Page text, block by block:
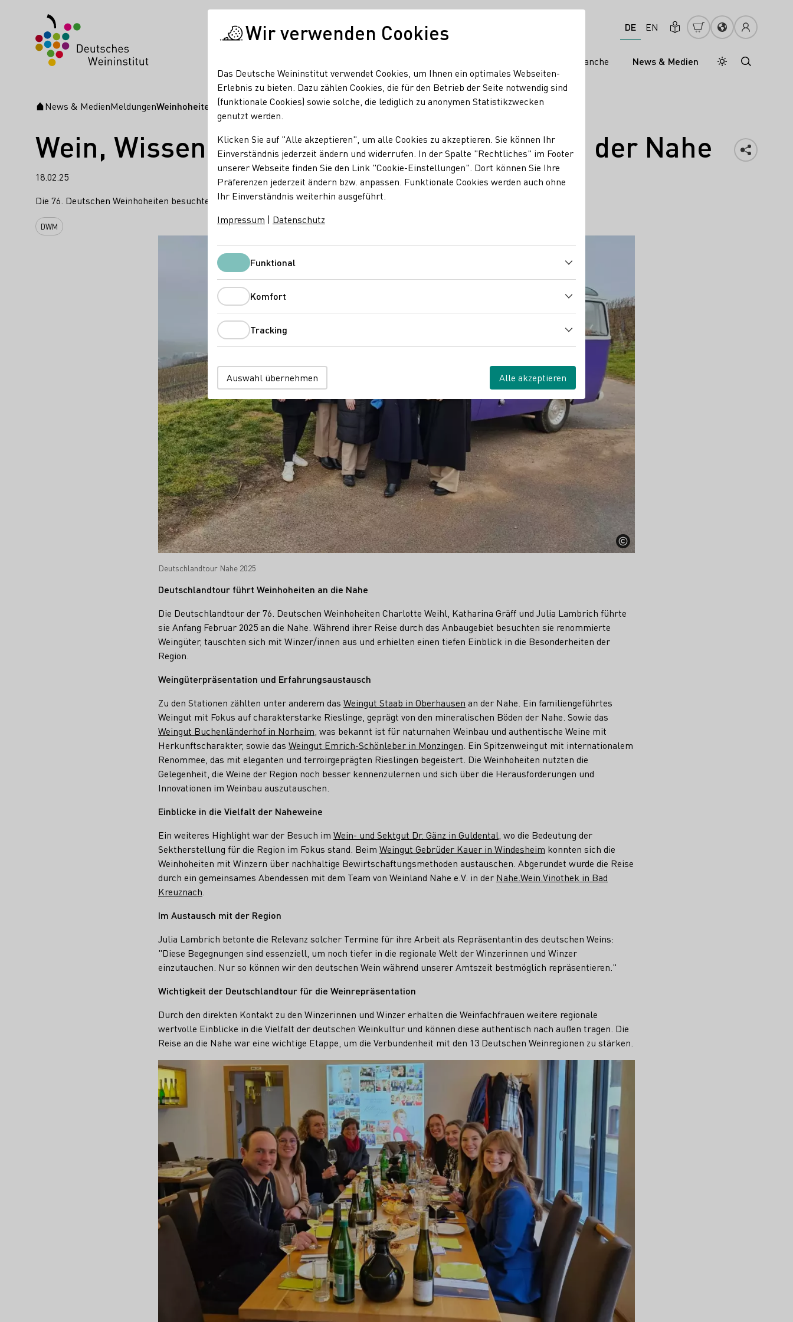
DE EN
Weinbranche News & Medien Tagesmodus
Nachtmodus
Startseite
News & MedienMeldungenWeinhoheiten auf Deutschlandtour an der Nahe
Wein, Wissen, Austausch: Weinhoheiten an der Nahe
18.02.25
Die 76. Deutschen Weinhoheiten besuchten die Nahe und vertieften den Austausch mit den Winzern/innen der Region.
DWM
Deutschlandtour Nahe 2025
Deutschlandtour führt Weinhoheiten an die Nahe
Die Deutschlandtour der 76. Deutschen Weinhoheiten Charlotte Weihl, Katharina Gräff und Julia Lambrich führte
sie Anfang Februar 2025 an die Nahe. Während ihrer Reise durch das Anbaugebiet besuchten sie renommierte
Weingüter, tauschten sich mit Winzer/innen aus und erhielten einen tiefen Einblick in die Besonderheiten der
Region.
Weingüterpräsentation und Erfahrungsaustausch
Zu den Stationen zählten unter anderem das Weingut Staab in Oberhausen an der Nahe. Ein familiengeführtes
Weingut mit Fokus auf charakterstarke Rieslinge, geprägt von den mineralischen Böden der Nahe. Sowie das
Weingut Buchenländerhof in Norheim, was bekannt ist für naturnahen Weinbau und authentische Weine mit
Herkunftscharakter, sowie das Weingut Emrich-Schönleber in Monzingen. Ein Spitzenweingut mit internationalem
Renommee, das mit eleganten und terroirgeprägten Rieslingen begeistert. Die Weinhoheiten nutzten die
Gelegenheit, die Weine der Region noch besser kennenzulernen und sich über die Herausforderungen und
Innovationen im Weinbau auszutauschen.
Einblicke in die Vielfalt der Naheweine
Ein weiteres Highlight war der Besuch im Wein- und Sektgut Dr. Gänz in Guldental, wo die Bedeutung der
Sektherstellung für die Region im Fokus stand. Beim Weingut Gebrüder Kauer in Windesheim konnten sich die
Weinhoheiten mit Winzern über nachhaltige Bewirtschaftungsmethoden austauschen. Abgerundet wurde die Reise
durch ein gemeinsames Abendessen mit dem Team von Weinland Nahe e.V. in der Nahe.Wein.Vinothek in Bad
Kreuznach.
Im Austausch mit der Region
Julia Lambrich betonte die Relevanz solcher Termine für ihre Arbeit als Repräsentantin des deutschen Weins:
"Diese Begegnungen sind essenziell, um noch tiefer in die regionale Welt der Winzerinnen und Winzer
einzutauchen. Nur so können wir den deutschen Wein während unserer Amtszeit bestmöglich repräsentieren."
Wichtigkeit der Deutschlandtour für die Weinrepräsentation
Durch den direkten Kontakt zu den Winzerinnen und Winzer erhalten die Weinfachfrauen weitere regionale
wertvolle Einblicke in die Vielfalt der deutschen Weinkultur und können diese authentisch nach außen tragen. Die
Reise an die Nahe war eine wichtige Etappe, um die Verbundenheit mit den 13 Deutschen Weinregionen zu stärken.
Wir verwenden Cookies
Das Deutsche Weininstitut verwendet Cookies, um Ihnen ein optimales Webseiten-
Erlebnis zu bieten. Dazu zählen Cookies, die für den Betrieb der Seite notwendig sind
(funktionale Cookies) sowie solche, die lediglich zu anonymen Statistikzwecken
genutzt werden.
Klicken Sie auf "Alle akzeptieren", um alle Cookies zu akzeptieren. Sie können Ihr
Einverständnis jederzeit ändern und widerrufen. In der Spalte "Rechtliches" im Footer
unserer Webseite finden Sie den Link "Cookie-Einstellungen". Dort können Sie Ihre
Präferenzen jederzeit ändern bzw. anpassen. Funktionale Cookies werden auch ohne
Ihr Einverständnis weiterhin ausgeführt.
Impressum | Datenschutz
FunktionalFunktional
Komfort
Tracking
Auswahl übernehmen Alle akzeptieren